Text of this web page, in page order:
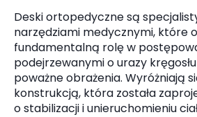
Deski ortopedyczne są
narzędziami medycznymi, które
fundamentalną rolę w
podejrzewanymi o urazy
poważne obrażenia. Wyróżniają
konstrukcją, która została
o stabilizacji i unieruchomieniu